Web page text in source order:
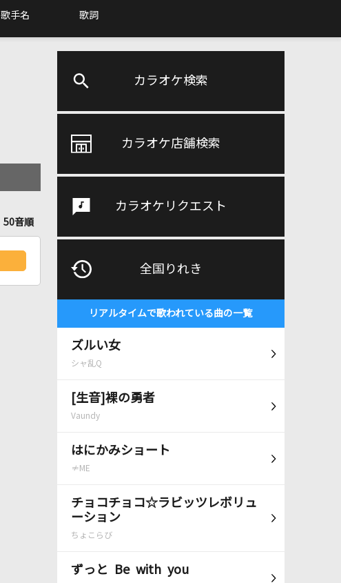
歌手名 歌詞
カラオケ検索
カラオケ店舗検索
カラオケリクエスト
全国りれき
リアルタイムで歌われている曲の一覧
ズルい女
シャ乱Q
[生音]裸の勇者
Vaundy
はにかみショート
≠ME
チョコチョコ☆ラビッツレボリュ
ーション
ちょこらび
ずっと Be with you
50音順